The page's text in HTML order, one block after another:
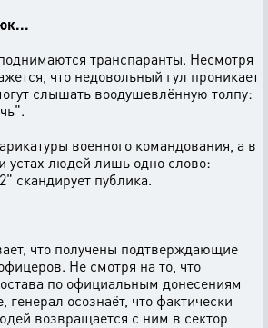
транспаранты. Несмотря
что недовольный гул проникает
слышать воодушевлённую толпу:
военного командования, а в
устах людей лишь одно слово:
скандирует публика.
что получены подтверждающие
Не смотря на то, что
по официальным донесениям
генерал осознаёт, что фактически
возвращается с ним в сектор